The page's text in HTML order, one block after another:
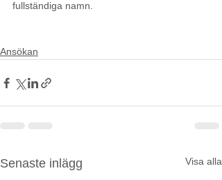
fullständiga namn.
Ansökan
Senaste inlägg Visa alla